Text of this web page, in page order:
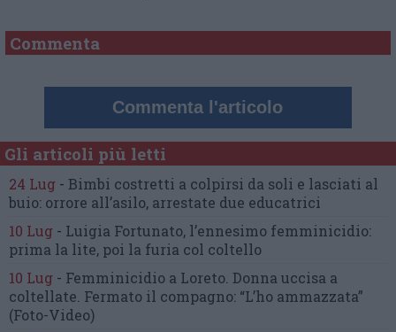
Commenta
Commenta l'articolo
Gli articoli più letti
24 Lug - Bimbi costretti a colpirsi da soli e lasciati al
buio: orrore all’asilo, arrestate due educatrici
10 Lug - Luigia Fortunato, l’ennesimo femminicidio:
prima la lite, poi la furia col coltello
10 Lug - Femminicidio a Loreto. Donna uccisa a
coltellate. Fermato il compagno: “L’ho ammazzata”
(Foto-Video)